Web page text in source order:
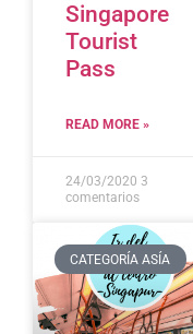
Singapore
Tourist
Pass
READ MORE »
24/03/2020 3
comentarios
CATEGORÍA ASÍA